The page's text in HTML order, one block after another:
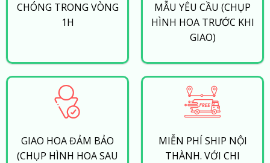
CHÓNG TRONG VÒNG
1H
MẪU YÊU CẦU (CHỤP
HÌNH HOA TRƯỚC KHI
GIAO)
GIAO HOA ĐẢM BẢO
(CHỤP HÌNH HOA SAU
MIỄN PHÍ SHIP NỘI
THÀNH. VỚI CHI